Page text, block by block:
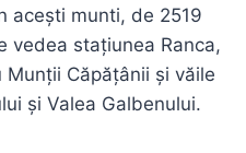
acești munti, de 2519
vedea stațiunea Ranca,
Căpățânii și văile
și Valea Galbenului.